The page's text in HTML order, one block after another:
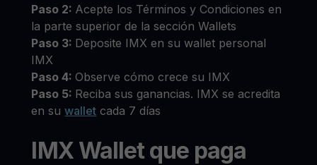
Paso 2: Acepte los Términos y Condiciones en
la parte superior de la sección Wallets
Paso 3: Deposite IMX en su wallet personal
IMX
Paso 4:Observe cómo crece su IMX
Paso 5: Reciba sus ganancias. IMX se acredita
en suwallet cada 7 días
IMX Wallet que paga